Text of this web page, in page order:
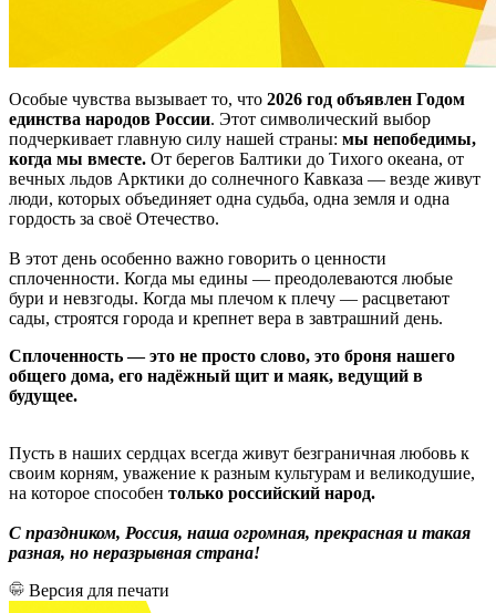
Особые чувства вызывает то, что 2026 год объявлен Годом
единства народов России. Этот символический выбор
подчеркивает главную силу нашей страны: мы непобедимы,
когда мы вместе. От берегов Балтики до Тихого океана, от
вечных льдов Арктики до солнечного Кавказа — везде живут
люди, которых объединяет одна судьба, одна земля и одна
гордость за своё Отечество.
В этот день особенно важно говорить о ценности
сплоченности. Когда мы едины — преодолеваются любые
бури и невзгоды. Когда мы плечом к плечу — расцветают
сады, строятся города и крепнет вера в завтрашний день.
Сплоченность — это не просто слово, это броня нашего
общего дома, его надёжный щит и маяк, ведущий в
будущее.
Пусть в наших сердцах всегда живут безграничная любовь к
своим корням, уважение к разным культурам и великодушие,
на которое способен только российский народ.
С праздником, Россия, наша огромная, прекрасная и такая
разная, но неразрывная страна!
Версия для печати